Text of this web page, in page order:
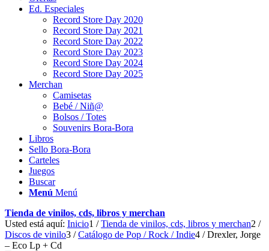
Ed. Especiales
Record Store Day 2020
Record Store Day 2021
Record Store Day 2022
Record Store Day 2023
Record Store Day 2024
Record Store Day 2025
Merchan
Camisetas
Bebé / Niñ@
Bolsos / Totes
Souvenirs Bora-Bora
Libros
Sello Bora-Bora
Carteles
Juegos
Buscar
Menú Menú
Tienda de vinilos, cds, libros y merchan
Usted está aquí: Inicio1 / Tienda de vinilos, cds, libros y merchan2 /
Discos de vinilo3 / Catálogo de Pop / Rock / Indie4 / Drexler, Jorge
– Eco Lp + Cd